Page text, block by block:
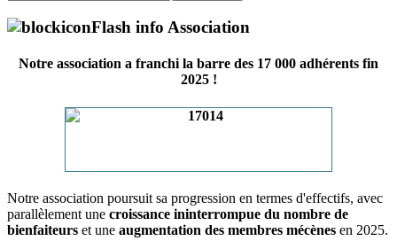
Flash info Association
Notre association a franchi la barre des 17 000 adhérents fin
2025 !
Notre association poursuit sa progression en termes d'effectifs, avec
parallèlement une croissance ininterrompue du nombre de
bienfaiteurs et une augmentation des membres mécènes en 2025.